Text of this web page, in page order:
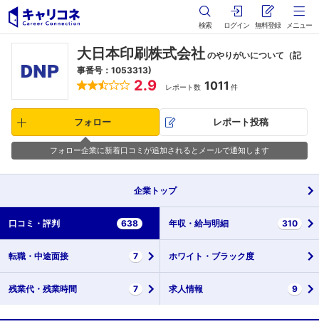
検索 ログイン 無料登録 メニュー
大日本印刷株式会社 のやりがいについて（記
事番号：1053313)
2.9 レポート数 1011 件
フォロー レポート投稿
フォロー企業に新着口コミが追加されるとメールで通知します
企業 トップ
口コミ・ 評判 638 年収・ 給与明細 310
転職・ 中途面接 7 ホワイト・ ブラック度
残業代・ 残業時間 7 求人情報 9